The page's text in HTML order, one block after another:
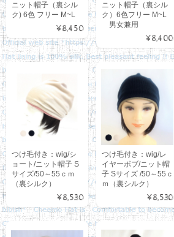
ニット帽子（裏シル
ク) 6色 フリー M~L
¥8,450
ニット帽子（裏シル
ク）6色フリー M~L
男女兼用
¥8,400
つけ毛付き：wig/シ
ョート/ニット帽子 S
サイズ/50～55ｃｍ
（裏シルク）
¥8,530
つけ毛付き：wig/レ
イヤーボブ/ニット帽
子 Sサイズ /50～55ｃ
ｍ（裏シルク）
¥8,530